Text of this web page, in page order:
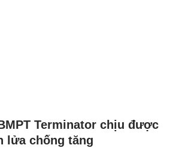
Terminator chịu được
lửa chống tăng